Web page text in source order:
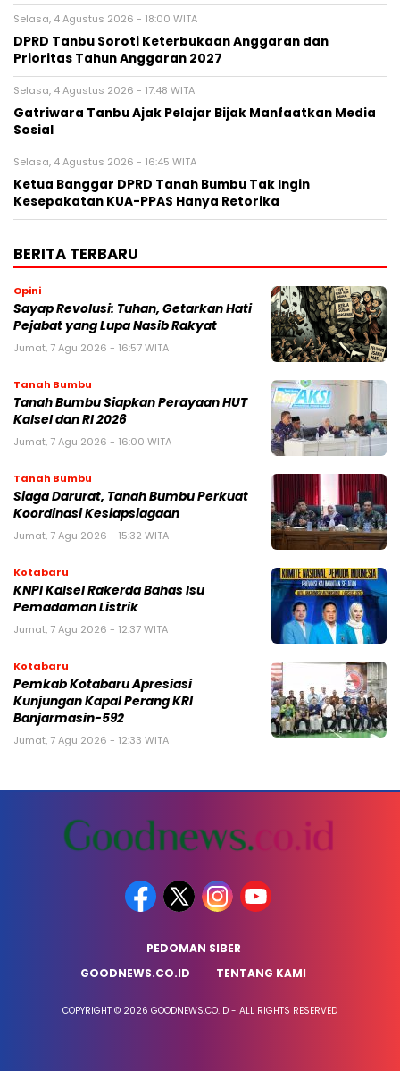
Selasa, 4 Agustus 2026 - 18:00 WITA
DPRD Tanbu Soroti Keterbukaan Anggaran dan
Prioritas Tahun Anggaran 2027
Selasa, 4 Agustus 2026 - 17:48 WITA
Gatriwara Tanbu Ajak Pelajar Bijak Manfaatkan Media
Sosial
Selasa, 4 Agustus 2026 - 16:45 WITA
Ketua Banggar DPRD Tanah Bumbu Tak Ingin
Kesepakatan KUA-PPAS Hanya Retorika
BERITA TERBARU
Opini
Sayap Revolusi: Tuhan, Getarkan Hati
Pejabat yang Lupa Nasib Rakyat
Jumat, 7 Agu 2026 - 16:57 WITA
Tanah Bumbu
Tanah Bumbu Siapkan Perayaan HUT
Kalsel dan RI 2026
Jumat, 7 Agu 2026 - 16:00 WITA
Tanah Bumbu
Siaga Darurat, Tanah Bumbu Perkuat
Koordinasi Kesiapsiagaan
Jumat, 7 Agu 2026 - 15:32 WITA
Kotabaru
KNPI Kalsel Rakerda Bahas Isu
Pemadaman Listrik
Jumat, 7 Agu 2026 - 12:37 WITA
Kotabaru
Pemkab Kotabaru Apresiasi
Kunjungan Kapal Perang KRI
Banjarmasin-592
Jumat, 7 Agu 2026 - 12:33 WITA
PEDOMAN SIBER
GOODNEWS.CO.ID
TENTANG KAMI
COPYRIGHT © 2026 GOODNEWS.CO.ID - ALL RIGHTS RESERVED